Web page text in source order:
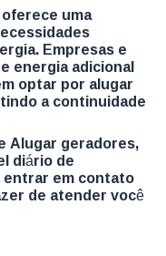
uma
Empresas e
energia adicional
optar por alugar
a continuidade
Alugar geradores,
diário de
entrar em contato
de atender você